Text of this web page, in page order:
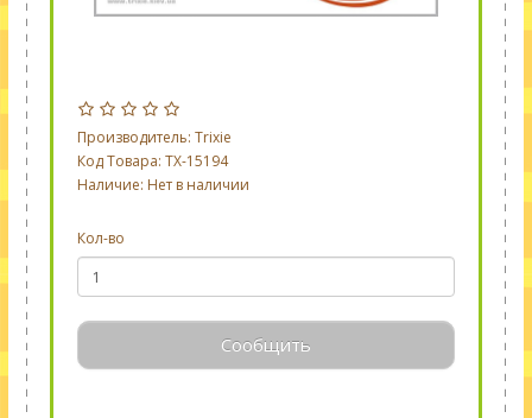
Производитель: Trixie
Код Товара: TX-15194
Наличие: Нет в наличии
Кол-во
Сообщить